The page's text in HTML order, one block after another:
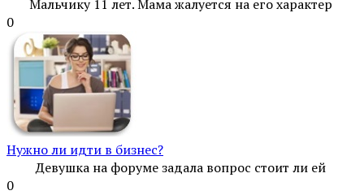
Мальчику 11 лет. Мама жалуется на его характер
0
Нужно ли идти в бизнес?
Девушка на форуме задала вопрос стоит ли ей
0